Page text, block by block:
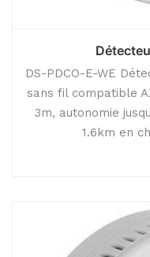
DS-PDCO-E-WE
sans fil compatible
3m, autonomie
1.6km en